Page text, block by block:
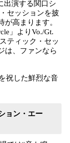
出演する関口シ
セッションを披
高まります。
」よりVo./Gt.
ティック・セッ
は、ファンなら
祝した鮮烈な音
ョン・エー